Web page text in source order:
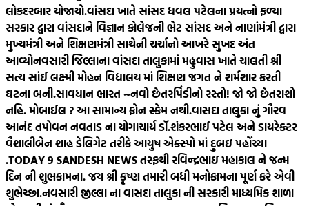
લોકદરબાર યોજાયો.વાંસદા ખાતે સાંસદ ધવલ પટેલના પ્રયત્નો ફળ્યા
સરકાર દ્વારા વાંસદાને વિજ્ઞાન કોલેજની ભેટ સાંસદ અને નાણાંમંત્રી દ્વારા
મુખ્યમંત્રી અને શિક્ષણમંત્રી સાથેની ચર્ચાનો આખરે સુખદ અંત
આવ્યોનવસારી જિલ્લાના વાંસદા તાલુકામાં મહુવાસ ખાતે ચાલતી શ્રી
સત્ય સાંઈ લક્ષ્મી મોહન વિદ્યાલય માં શિક્ષણ જગત ને શર્મશાર કરતી
ઘટના બની.સાવધાન ભારત ~નવો છેતરપિંડીનો રસ્તો! જો જો છેતરાશો
નહિ. મોબાઈલ ? આ સામાન્ય ફોન સ્કેમ નથી.વાસદા તાલુકા નું ગૌરવ
આનંદ તપોવન નવતાડ ના યોગાચાર્ય ડૉ.શંકરભાઈ પટેલ અને ડાયરેક્ટર
વૈશાલીબેન શાહ ડેલિગેટ તરીકે આયુષ એક્સ્પો માં દુબઇ પહોંચ્યા
.TODAY 9 SANDESH NEWS તરફથી રવિન્દ્રભાઇ મહાકાલ ને જન્મ
દિન ની શુભકામના. જય શ્રી કૃષ્ણ તમારી બધી મનોકામના પૂર્ણ કરે એવી
શુભેચ્છા.નવસારી જીલ્લા ના વાસદા તાલુકા ની સરકારી માધ્યમિક શાળા